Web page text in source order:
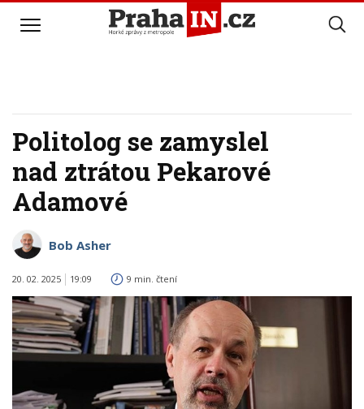
Politolog se zamyslel
nad ztrátou Pekarové
Adamové
Bob Asher
20. 02. 2025 19:09 9 min. čtení